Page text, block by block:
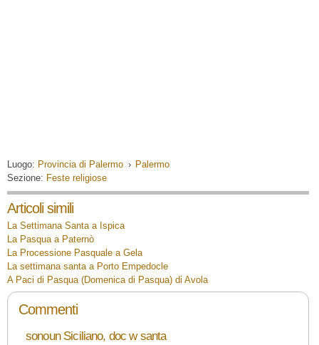
Luogo: Provincia di Palermo › Palermo
Sezione: Feste religiose
Articoli simili
La Settimana Santa a Ispica
La Pasqua a Paternò
La Processione Pasquale a Gela
La settimana santa a Porto Empedocle
A Paci di Pasqua (Domenica di Pasqua) di Avola
Commenti
sonoun Siciliano, doc w santa